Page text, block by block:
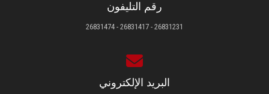
رقم التليفون
26831231 - 26831417 - 26831474
البريد الإلكتروني